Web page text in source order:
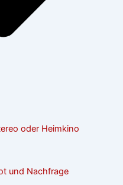
oder Heimkino
und Nachfrage